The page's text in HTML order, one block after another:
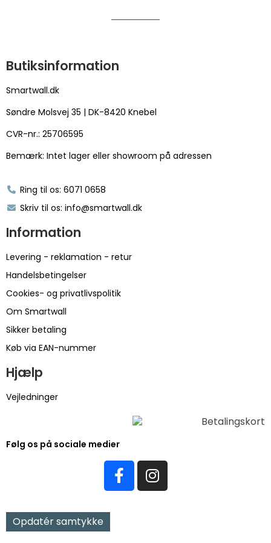
Butiksinformation
Smartwall.dk
Søndre Molsvej 35 | DK-8420 Knebel
CVR-nr.: 25706595
Bemærk: Intet lager eller showroom på adressen
Ring til os: 6071 0658
Skriv til os: info@smartwall.dk
Information
Levering - reklamation - retur
Handelsbetingelser
Cookies- og privatlivspolitik
Om Smartwall
Sikker betaling
Køb via EAN-nummer
Hjælp
Vejledninger
Følg os på sociale medier
Opdatér samtykke